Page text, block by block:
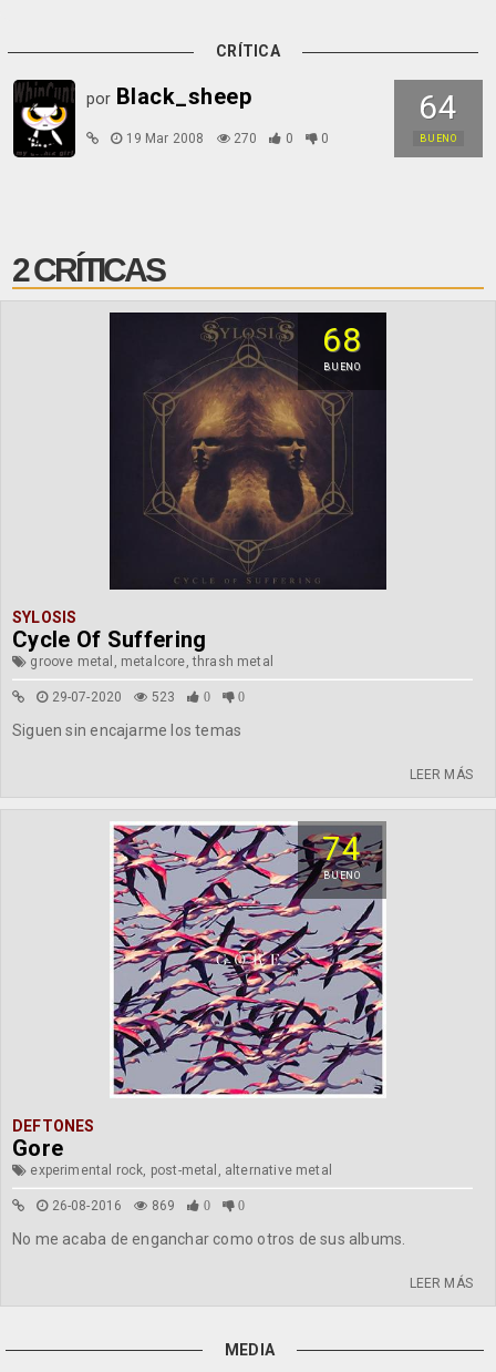
CRÍTICA
64
BUENO
por Black_sheep
19 Mar 2008 270 0 0
2 CRÍTICAS
68
BUENO
SYLOSIS
Cycle Of Suffering
groove metal, metalcore, thrash metal
29-07-2020 523 0 0
Siguen sin encajarme los temas
LEER MÁS
74
BUENO
DEFTONES
Gore
experimental rock, post-metal, alternative metal
26-08-2016 869 0 0
No me acaba de enganchar como otros de sus albums.
LEER MÁS
MEDIA